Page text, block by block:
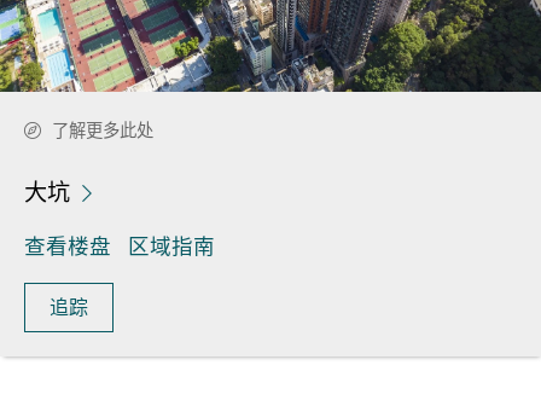
了解更多此处
大坑
查看楼盘 区域指南
追踪